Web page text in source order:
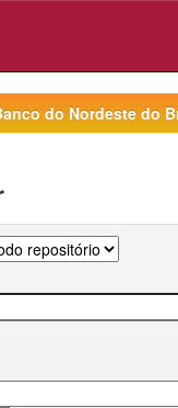
do Nordeste do